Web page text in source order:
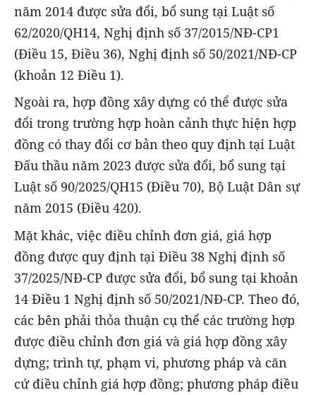
năm 2014 được sửa đổi, bổ sung tại Luật số
62/2020/QH14, Nghị định số 37/2015/NĐ-CP1
(Điều 15, Điều 36), Nghị định số 50/2021/NĐ-CP
(khoản 12 Điều 1).
Ngoài ra, hợp đồng xây dựng có thể được sửa
đổi trong trường hợp hoàn cảnh thực hiện hợp
đồng có thay đổi cơ bản theo quy định tại Luật
Đấu thầu năm 2023 được sửa đổi, bổ sung tại
Luật số 90/2025/QH15 (Điều 70), Bộ Luật Dân sự
năm 2015 (Điều 420).
Mặt khác, việc điều chỉnh đơn giá, giá hợp
đồng được quy định tại Điều 38 Nghị định số
37/2025/NĐ-CP được sửa đổi, bổ sung tại khoản
14 Điều 1 Nghị định số 50/2021/NĐ-CP. Theo đó,
các bên phải thỏa thuận cụ thể các trường hợp
được điều chỉnh đơn giá và giá hợp đồng xây
dựng; trình tự, phạm vi, phương pháp và căn
cứ điều chỉnh giá hợp đồng; phương pháp điều